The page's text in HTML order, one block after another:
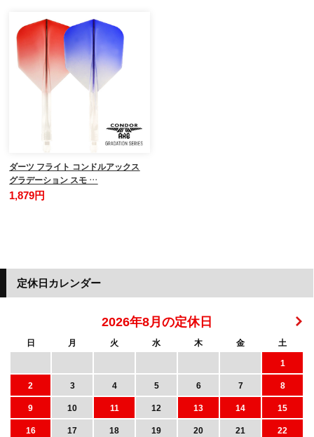
ダーツ フライト コンドルアックス
グラデーション スモ …
1,879円
定休日カレンダー
2026年8月の定休日
日 月 火 水 木 金
土
1
2
3 4 5 6 7
8
9
10 11 12 13 14
15
16
17 18 19 20 21
22